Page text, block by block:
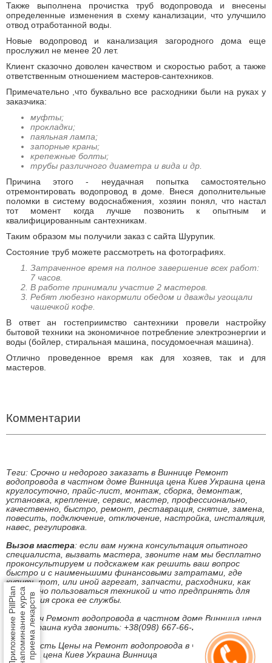
Приложение PillPlanнапоминание курсаприема лекарств
Также выполнена прочистка труб водопровода и внесены
определенные изменения в схему канализации, что улучшило
отвод отработанной воды.
Новые водопровод и канализация загородного дома еще
прослужил не менее 20 лет.
Клиент сказочно доволен качеством и скоростью работ, а также
ответственным отношением мастеров-сантехников.
Примечательно ,что буквально все расходники были на руках у
заказчика:
муфты;
прокладки;
паяльная лампа;
запорные краны;
крепежные болты;
трубы различного диаметра и вида и др.
Причина этого - неудачная попытка самостоятельно
отремонтировать водопровод в доме. Внеся дополнительные
поломки в систему водоснабжения, хозяин понял, что настал
тот момент когда лучше позвонить к опытным и
квалифицированным сантехникам.
Таким образом мы получили заказ с сайта Шурупик.
Состояние труб можете рассмотреть на фотографиях.
Затраченное время на полное завершение всех работ:
7 часов.
В работе принимали участие 2 мастеров.
Ребят любезно накормили обедом и дважды угощали
чашечкой кофе.
В ответ ан гостеприимство сантехники провели настройку
бытовой техники на экономичное потребление электроэнергии и
воды (бойлер, стиральная машина, посудомоечная машина).
Отлично проведенное время как для хозяев, так и для
мастеров.
Комментарии
Теги: Срочно и недорого заказать в Виннице Ремонт
водопровода в частном доме Винница цена Киев Украина цена
круглосуточно, прайс-лист, монтаж, сборка, демонтаж,
установка, крепление, сервис, мастер, профессионально,
качественно, быстро, ремонт, реставрация, снятие, замена,
повесить, подключение, отключение, настройка, инсталяция,
навес, регулировка.
Вызов мастера: если вам нужна консультация опытного
специалиста, вызвать мастера, звоните нам мы бесплатно
проконсультируем и подскажем как решить ваш вопрос
быстро и с наименьшими финансовыми затратами, где
купить тот, или иной агрегат, запчасти, расходники, как
безопасно пользоваться техникой и что предпринять для
продления срока ее службы.
Под ключ Ремонт водопровода в частном доме Винница цена
Киев Украина куда звонить: +38(098) 667-66-23
Стоимость Цены на Ремонт водопровода в частном доме
Винница цена Киев Украина Винница